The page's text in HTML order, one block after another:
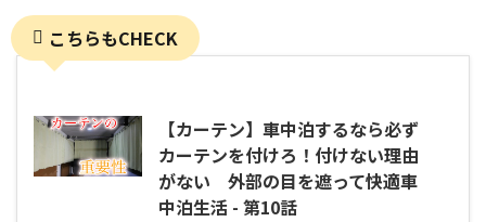
こちらもCHECK
【カーテン】車中泊するなら必ず
カーテンを付けろ！付けない理由
がない 外部の目を遮って快適車
中泊生活 - 第10話